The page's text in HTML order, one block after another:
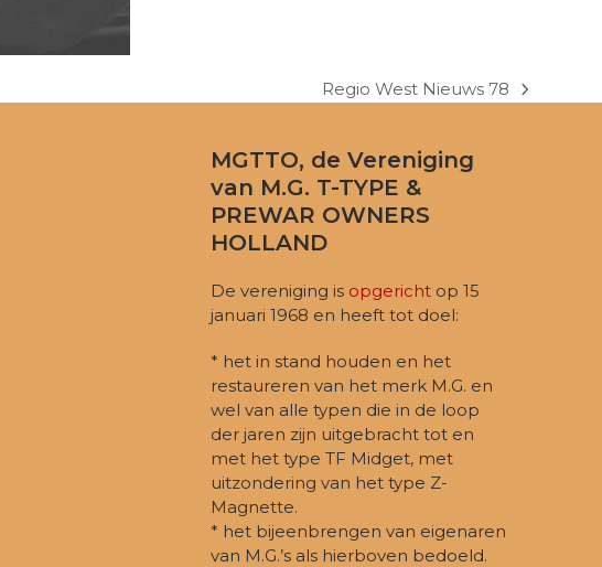
next
Regio West Nieuws 78
MGTTO, de Vereniging
van M.G. T-TYPE &
PREWAR OWNERS
HOLLAND
De vereniging is opgericht op 15
januari 1968 en heeft tot doel:
* het in stand houden en het
restaureren van het merk M.G. en
wel van alle typen die in de loop
der jaren zijn uitgebracht tot en
met het type TF Midget, met
uitzondering van het type Z-
Magnette.
* het bijeenbrengen van eigenaren
van M.G.’s als hierboven bedoeld.